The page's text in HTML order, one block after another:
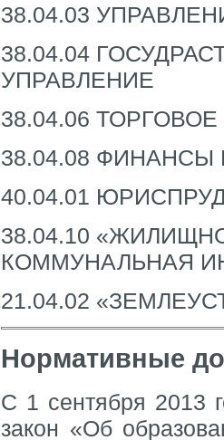
38.04.03
38.04.04
УПРАВЛЕНИЕ
38.04.06
38.04.08 ФИНАНСЫ
40.04.01
38.04.10
КОММУНАЛЬНАЯ
21.04.02
Нормативные
С 1 сентября 2013
закон «Об